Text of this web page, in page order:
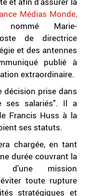
Médias Monde,
Marie-
de directrice
et des antennes
publié à
extraordinaire.
décision prise dans
ses salariés". Il a
Francis Huss à la
ses statuts.
chargée, en tant
durée couvrant la
d'une mission
toute rupture
stratégiques et